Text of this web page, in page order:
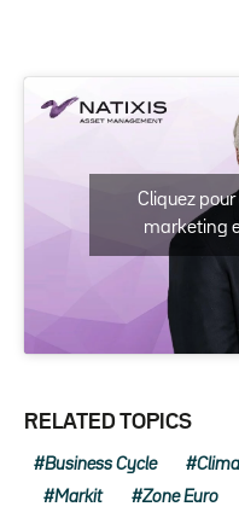
Cliquez
marketing
RELATED TOPICS
Business Cycle
Markit Zone Euro